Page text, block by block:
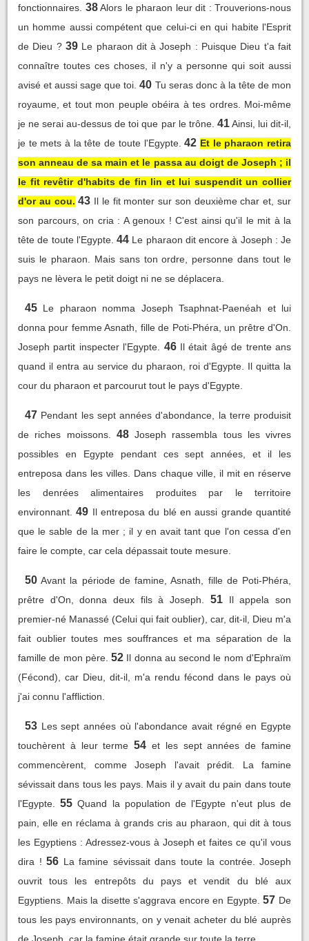
fonctionnaires. 38 Alors le pharaon leur dit : Trouverions-nous
un homme aussi compétent que celui-ci en qui habite l'Esprit
de Dieu ? 39 Le pharaon dit à Joseph : Puisque Dieu t'a fait
connaître toutes ces choses, il n'y a personne qui soit aussi
avisé et aussi sage que toi. 40 Tu seras donc à la tête de mon
royaume, et tout mon peuple obéira à tes ordres. Moi-même
je ne serai au-dessus de toi que par le trône. 41 Ainsi, lui dit-il,
je te mets à la tête de toute l'Egypte. 42 Et le pharaon retira
son anneau de sa main et le passa au doigt de Joseph ; il
le fit revêtir d'habits de fin lin et lui suspendit un collier
d'or au cou. 43 Il le fit monter sur son deuxième char et, sur
son parcours, on cria : A genoux ! C'est ainsi qu'il le mit à la
tête de toute l'Egypte. 44 Le pharaon dit encore à Joseph : Je
suis le pharaon. Mais sans ton ordre, personne dans tout le
pays ne lèvera le petit doigt ni ne se déplacera.
45 Le pharaon nomma Joseph Tsaphnat-Paenéah et lui
donna pour femme Asnath, fille de Poti-Phéra, un prêtre d'On.
Joseph partit inspecter l'Egypte.
46 Il était âgé de trente ans
quand il entra au service du pharaon, roi d'Egypte. Il quitta la
cour du pharaon et parcourut tout le pays d'Egypte.
47 Pendant les sept années d'abondance, la terre produisit
de riches moissons.
48 Joseph rassembla tous les vivres
possibles en Egypte pendant ces sept années, et il les
entreposa dans les villes. Dans chaque ville, il mit en réserve
les denrées alimentaires produites par le territoire
environnant. 49 Il entreposa du blé en aussi grande quantité
que le sable de la mer ; il y en avait tant que l'on cessa d'en
faire le compte, car cela dépassait toute mesure.
50 Avant la période de famine, Asnath, fille de Poti-Phéra,
prêtre d'On, donna deux fils à Joseph.
51
Il appela son
premier-né Manassé (Celui qui fait oublier), car, dit-il, Dieu m'a
fait oublier toutes mes souffrances et ma séparation de la
famille de mon père. 52 Il donna au second le nom d'Ephraïm
(Fécond), car Dieu, dit-il, m'a rendu fécond dans le pays où
j'ai connu l'affliction.
53 Les sept années où l'abondance avait régné en Egypte
touchèrent à leur terme 54 et les sept années de famine
commencèrent, comme Joseph l'avait prédit. La famine
sévissait dans tous les pays. Mais il y avait du pain dans toute
l'Egypte.
55 Quand la population de l'Egypte n'eut plus de
pain, elle en réclama à grands cris au pharaon, qui dit à tous
les Egyptiens : Adressez-vous à Joseph et faites ce qu'il vous
dira ! 56 La famine sévissait dans toute la contrée. Joseph
ouvrit tous les entrepôts du pays et vendit du blé aux
Egyptiens. Mais la disette s'aggrava encore en Egypte. 57 De
tous les pays environnants, on y venait acheter du blé auprès